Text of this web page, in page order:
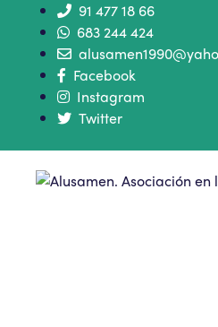
91 477 18 66
683 244 424
Facebook
Instagram
Twitter